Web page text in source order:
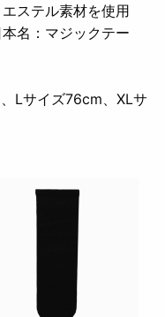
ステル素材を使用
名：マジックテー
Lサイズ76cm、XLサ